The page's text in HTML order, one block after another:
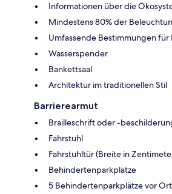
Informationen über die
Mindestens 80% der
Umfassende Bestimmungen
Wasserspender
Bankettsaal
Architektur im traditionellen Stil
Barrierearmut
Brailleschrift oder -
Fahrstuhl
Fahrstuhltür (Breite in
Behindertenparkplätze
5 Behindertenparkplätze vor Ort